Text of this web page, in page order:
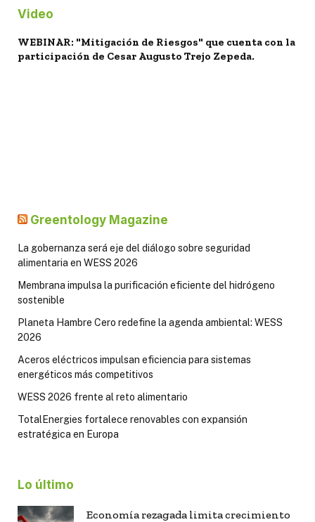
Video
WEBINAR: "Mitigación de Riesgos" que cuenta con la
participación de Cesar Augusto Trejo Zepeda.
Greentology Magazine
La gobernanza será eje del diálogo sobre seguridad
alimentaria en WESS 2026
Membrana impulsa la purificación eficiente del hidrógeno
sostenible
Planeta Hambre Cero redefine la agenda ambiental: WESS
2026
Aceros eléctricos impulsan eficiencia para sistemas
energéticos más competitivos
WESS 2026 frente al reto alimentario
TotalEnergies fortalece renovables con expansión
estratégica en Europa
Lo último
Economía rezagada limita crecimiento